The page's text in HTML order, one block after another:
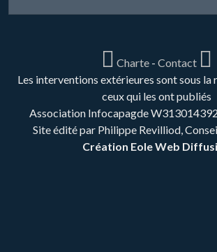
Charte- Contact
Les interventions extérieures sont sous la
ceux qui les ont publiés
Association Infocapagde W313014392
Site édité par Philippe Revilliod,
Création Eole Web